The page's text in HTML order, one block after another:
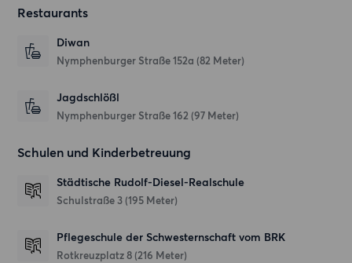
Restaurants
Diwan
Nymphenburger Straße 152a (82 Meter)
Jagdschlößl
Nymphenburger Straße 162 (97 Meter)
Schulen und Kinderbetreuung
Städtische Rudolf-Diesel-Realschule
Schulstraße 3 (195 Meter)
Pflegeschule der Schwesternschaft vom BRK
Rotkreuzplatz 8 (216 Meter)